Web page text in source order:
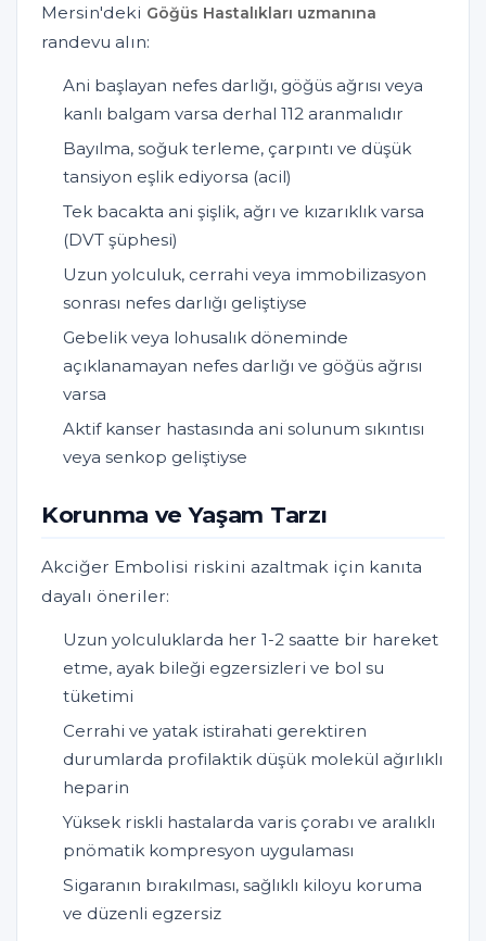
Mersin'deki Göğüs Hastalıkları uzmanına
randevu alın:
Ani başlayan nefes darlığı, göğüs ağrısı veya
kanlı balgam varsa derhal 112 aranmalıdır
Bayılma, soğuk terleme, çarpıntı ve düşük
tansiyon eşlik ediyorsa (acil)
Tek bacakta ani şişlik, ağrı ve kızarıklık varsa
(DVT şüphesi)
Uzun yolculuk, cerrahi veya immobilizasyon
sonrası nefes darlığı geliştiyse
Gebelik veya lohusalık döneminde
açıklanamayan nefes darlığı ve göğüs ağrısı
varsa
Aktif kanser hastasında ani solunum sıkıntısı
veya senkop geliştiyse
Korunma ve Yaşam Tarzı
Akciğer Embolisi riskini azaltmak için kanıta
dayalı öneriler:
Uzun yolculuklarda her 1-2 saatte bir hareket
etme, ayak bileği egzersizleri ve bol su
tüketimi
Cerrahi ve yatak istirahati gerektiren
durumlarda profilaktik düşük molekül ağırlıklı
heparin
Yüksek riskli hastalarda varis çorabı ve aralıklı
pnömatik kompresyon uygulaması
Sigaranın bırakılması, sağlıklı kiloyu koruma
ve düzenli egzersiz